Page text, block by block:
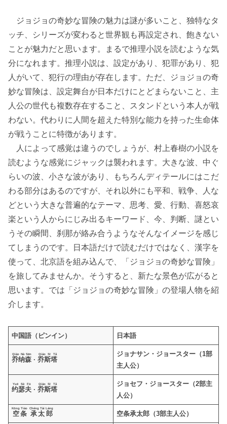
ジョジョの奇妙な冒険の魅力は謎が多いこと、独特なタ
ッチ、シリーズが変わると世界観も再設定され、飽きない
ことが魅力だと思います。まるで推理小説を読むような気
分になれます。推理小説は、設定があり、犯罪があり、犯
人がいて、犯行の理由が存在します。ただ、ジョジョの奇
妙な冒険は、設定舞台が日本だけにとどまらないこと、主
人公の世代も複数存在すること、スタンドという本人が戦
わない。代わりに人間を超えた特別な能力を持った生命体
が戦うことに特徴があります。
人によって感覚は違うのでしょうが、村上春樹の小説を
読むような感覚にジャックは襲われます。大きな波、中ぐ
らいの波、小さな波があり、もちろんディテールにはこだ
わる部分はあるのですが、それ以外にも平和、戦争、人な
どという大きな普遍的なテーマ、思考、愛、行動、喜怒哀
楽という人からにじみ出るキーワード、今、判断、謎とい
うその瞬間、刹那が絡み合うようなそんなイメージを感じ
てしまうのです。日本語だけで読むだけではなく、漢字を
使って、北京語を組み込んで、「ジョジョの奇妙な冒険」
を旅してみませんか。そうすると、新たな景色が広がると
思います。では「ジョジョの奇妙な冒険」の登場人物を紹
介します。
中国語（ピンイン） 日本語
乔纳森
Qiáo Nà Sēn
·乔斯塔
Qiáo Sī Tǎ
ジョナサン・ジョースター（1部
主人公）
约瑟夫
Yuē Sè Fū
·乔斯塔
Qiáo Sī Tǎ
ジョセフ・ジョースター（2部主
人公）
空条
Kōng Tiáo
承太郎
Chéng Tài Láng
空条承太郎（3部主人公）